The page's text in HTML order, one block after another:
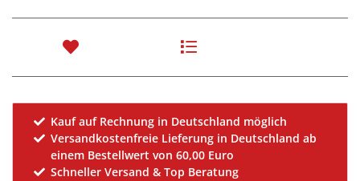
Kauf auf Rechnung in Deutschland möglich
Versandkostenfreie Lieferung in Deutschland ab
einem Bestellwert von 60,00 Euro
Schneller Versand & Top Beratung